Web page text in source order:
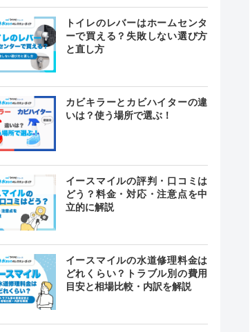
トイレのレバーはホームセンタ
ーで買える？失敗しない選び方
と直し方
カビキラーとカビハイターの違
いは？使う場所で選ぶ！
イースマイルの評判・口コミは
どう？料金・対応・注意点を中
立的に解説
イースマイルの水道修理料金は
どれくらい？トラブル別の費用
目安と相場比較・内訳を解説